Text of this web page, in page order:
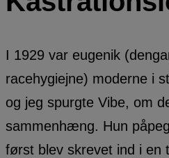
I 1929 var eugenik
racehygiejne) moderne i
og jeg spurgte Vibe, om
sammenhæng. Hun
først blev skrevet ind i en